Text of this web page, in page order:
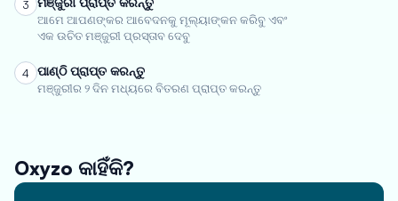
3
ଆମେ ଆପଣଙ୍କର ଆବେଦନକୁ ମୂଲ୍ୟାଙ୍କନ କରିବୁ ଏବଂ
ଏକ ଉଚିତ ମଞ୍ଜୁରୀ ପ୍ରସ୍ତାବ ଦେବୁ
4 ପାଣ୍ଠି ପ୍ରାପ୍ତ କରନ୍ତୁ
ମଞ୍ଜୁରୀର ୨ ଦିନ ମଧ୍ୟରେ ବିତରଣ ପ୍ରାପ୍ତ କରନ୍ତୁ
Oxyzo କାହିଁକି?